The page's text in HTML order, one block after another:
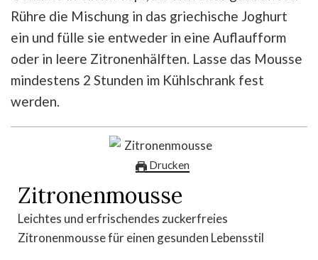
Rühre die Mischung in das griechische Joghurt
ein und fülle sie entweder in eine Auflaufform
oder in leere Zitronenhälften. Lasse das Mousse
mindestens 2 Stunden im Kühlschrank fest
werden.
Drucken
Zitronenmousse
Leichtes und erfrischendes zuckerfreies
Zitronenmousse für einen gesunden Lebensstil